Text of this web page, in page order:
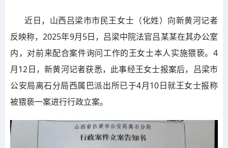
近日，山西吕梁市市民王女士（化姓）向新黄河记者
反映称，2025年9月5日，吕梁中院法官吕某某在其办公室
内，对前来配合案件询问工作的王女士本人实施猥亵。4
月12日，新黄河记者获悉，此事经王女士报案后，吕梁市
公安局离石分局西属巴派出所已于4月10日就王女士报称
被猥亵一案进行行政立案。